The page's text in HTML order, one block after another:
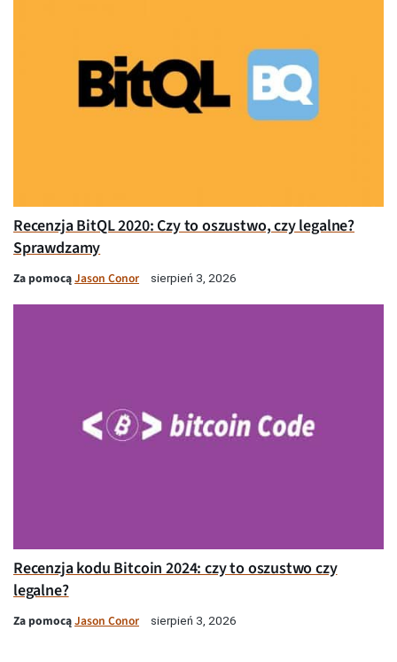
Recenzja BitQL 2020: Czy to oszustwo, czy legalne?
Sprawdzamy
Za pomocąJason Conor sierpień 3, 2026
Recenzja kodu Bitcoin 2024: czy to oszustwo czy
legalne?
Za pomocąJason Conor sierpień 3, 2026